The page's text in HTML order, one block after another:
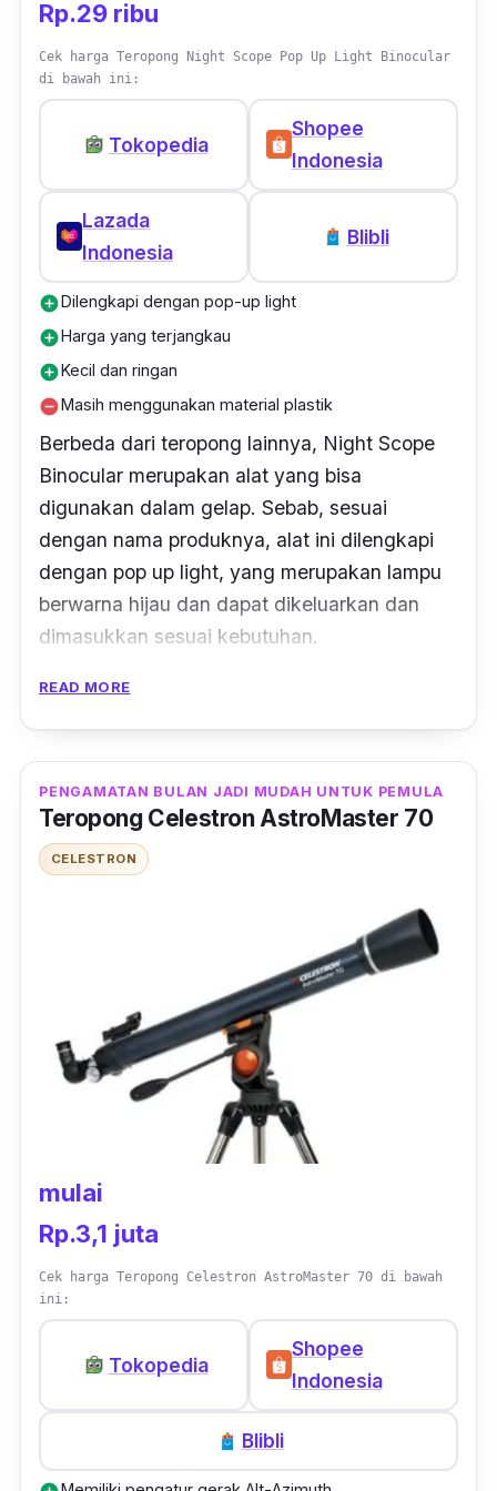
Rp.29 ribu
Cek harga Teropong Night Scope Pop Up Light Binocular
di bawah ini:
Tokopedia
Shopee
Indonesia
Lazada
Indonesia
Blibli
add_circleDilengkapi dengan pop-up light
add_circleHarga yang terjangkau
add_circleKecil dan ringan
remove_circleMasih menggunakan material plastik
Berbeda dari teropong lainnya, Night Scope
Binocular merupakan alat yang bisa
digunakan dalam gelap. Sebab, sesuai
dengan nama produknya, alat ini dilengkapi
dengan pop up light, yang merupakan lampu
berwarna hijau dan dapat dikeluarkan dan
dimasukkan sesuai kebutuhan.
Selain itu, jarak sorot lampunya pun juga
gunakan untuk eksplorasi goa ataupun
melakukan pengamatan di malam hari.
Ditenagai dengan dua buah baterai berukuran
AAA, produk yang satu ini memiliki dimensi
13,2 x 12 x 6,4 cm dan bobot 640, yang
terbilang cukup kecil dan ringan, sehingga
mudah dibawa. Harganya pun relatif
terjangkau dan cocok untuk semua kalangan.
READ MORE
PENGAMATAN BULAN JADI MUDAH UNTUK PEMULA
Teropong Celestron AstroMaster 70
CELESTRON
mulai
Rp.3,1 juta
Cek harga Teropong Celestron AstroMaster 70 di bawah
ini:
Tokopedia
Shopee
Indonesia
Blibli